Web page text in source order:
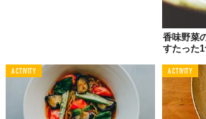
香味野菜
すたった
ACTIVITY ACTIVITY